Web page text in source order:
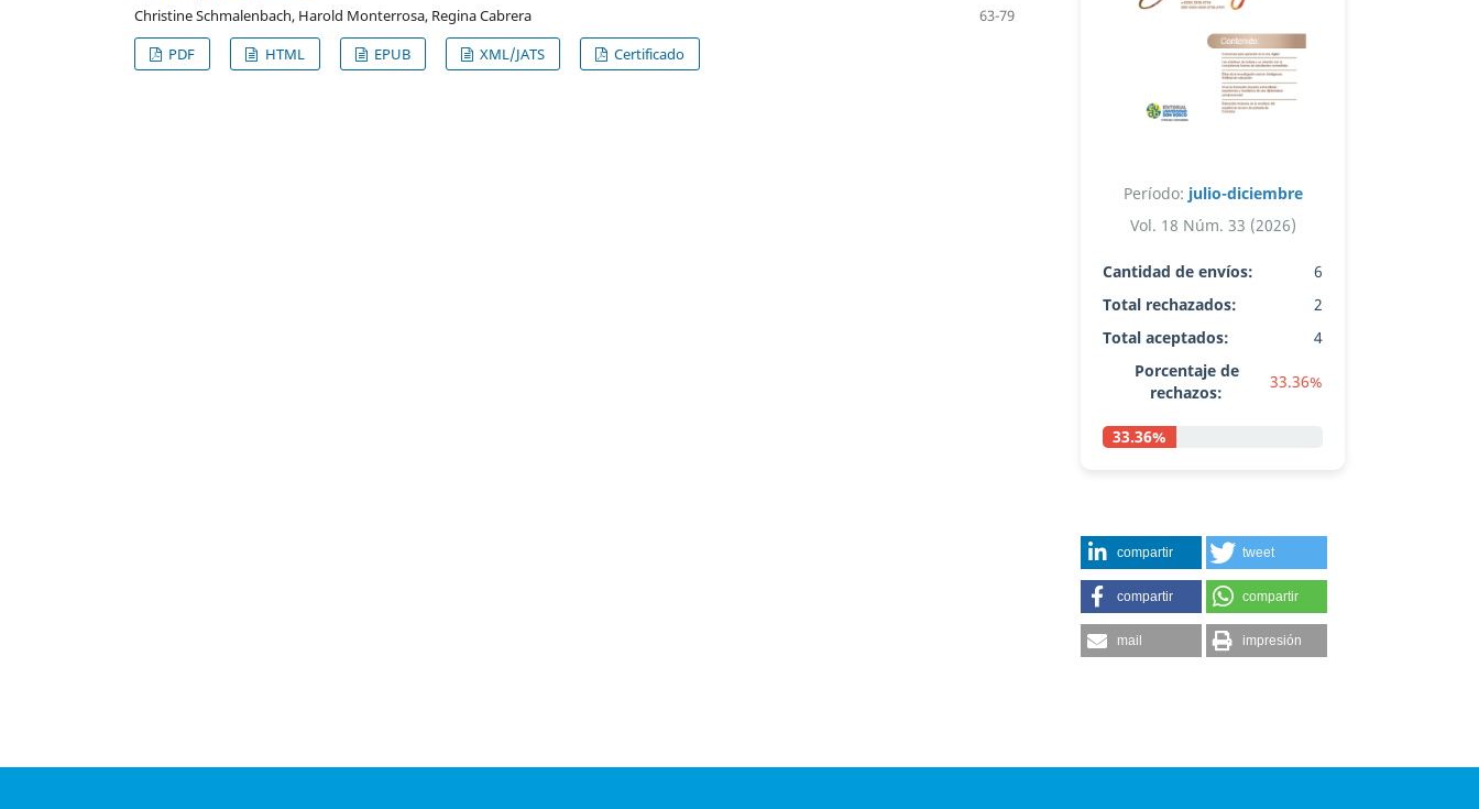
Christine Schmalenbach, Harold Monterrosa, Regina Cabrera
63-79
PDF
HTML EPUB XML/JATS Certificado
Período: julio-diciembre
Vol. 18 Núm. 33 (2026)
Cantidad de envíos:
6
Total rechazados:
2
Total aceptados:
4
Porcentaje de
rechazos:
33.36%
33.36%
compartir tweet
compartir compartir
mail impresión